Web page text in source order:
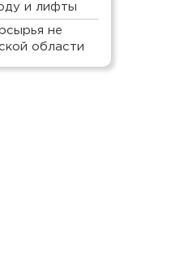
и лифты
не
области